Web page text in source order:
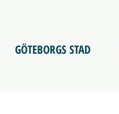
GÖTEBORGS STAD